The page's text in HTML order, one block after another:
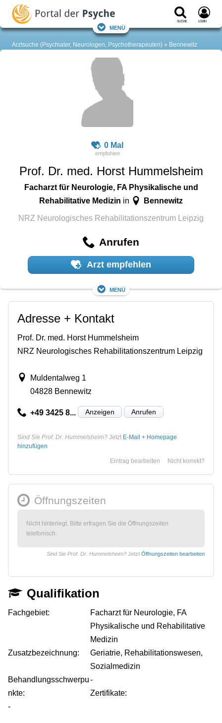
Suche Login
Menü
Arztsuche (Psychiater, Neurologen, Psychotherapeuten) Bennewitz
0 Mal
Prof. Dr. med. Horst Hummelsheim
Facharzt für Neurologie, FA Physikalische und
Rehabilitative Medizin in Bennewitz
NRZ Neurologisches Rehabilitationszentrum Leipzig
Anrufen
Arzt empfehlen
Menü
Adresse + Kontakt
Prof. Dr. med. Horst Hummelsheim
NRZ Neurologisches Rehabilitationszentrum Leipzig
Muldentalweg 1
04828 Bennewitz
+49 3425 8... Anzeigen Anrufen
Sind Sie Prof. Dr. Hummelsheim? Jetzt E-Mail + Homepage
hinzufügen
Nicht korrekt?
Eintrag bearbeiten
Öffnungszeiten
Nicht hinterlegt. Bitte erfragen Sie die Öffnungszeiten
telefonisch.
Sind Sie Prof. Dr. Hummelsheim? Jetzt Öffnungszeiten bearbeiten
Qualifikation
Fachgebiet:
Facharzt für Neurologie, FA
Physikalische und Rehabilitative
Medizin
Zusatzbezeichnung:
Geriatrie, Rehabilitationswesen,
Sozialmedizin
Behandlungsschwerpu
nkte:
-
Zertifikate:
-